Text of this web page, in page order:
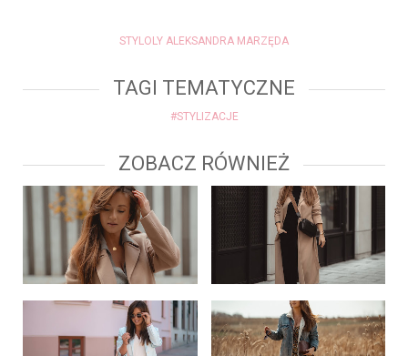
STYLOLY ALEKSANDRA MARZĘDA
TAGI TEMATYCZNE
#STYLIZACJE
ZOBACZ RÓWNIEŻ